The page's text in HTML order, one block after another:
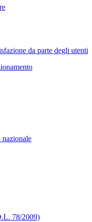
da parte degli utenti
nazionale
78/2009)